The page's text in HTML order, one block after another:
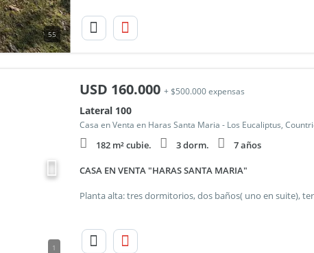
55
1
USD 160.000 + $500.000 expensas
Lateral 100
Casa en Venta en Haras Santa Maria - Los Eucaliptus,
182 m² cubie. 3 dorm. 7 años
CASA EN VENTA "HARAS SANTA MARIA"